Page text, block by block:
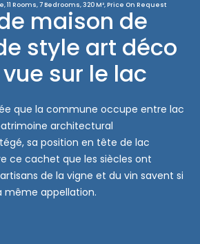
Rooms, 7 Bedrooms, 320 M², Price On Request
maison de
style art déco
sur le lac
que la commune occupe entre lac
architectural
sa position en tête de lac
ce cachet que les siècles ont
de la vigne et du vin savent si
même appellation.